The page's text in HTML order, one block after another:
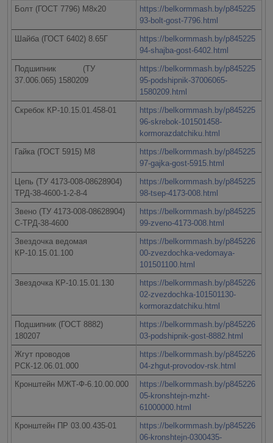
Болт (ГОСТ 7796) М8х20
https://belkormmash.by/p845225
93-bolt-gost-7796.html
Шайба (ГОСТ 6402) 8.65Г
https://belkormmash.by/p845225
94-shajba-gost-6402.html
Подшипник (ТУ
37.006.065) 1580209
https://belkormmash.by/p845225
95-podshipnik-37006065-
1580209.html
Скребок КР-10.15.01.458-01
https://belkormmash.by/p845225
96-skrebok-101501458-
kormorazdatchiku.html
Гайка (ГОСТ 5915) М8
https://belkormmash.by/p845225
97-gajka-gost-5915.html
Цепь (ТУ 4173-008-08628904)
ТРД-38-4600-1-2-8-4
https://belkormmash.by/p845225
98-tsep-4173-008.html
Звено (ТУ 4173-008-08628904)
С-ТРД-38-4600
https://belkormmash.by/p845225
99-zveno-4173-008.html
Звездочка ведомая
КР-10.15.01.100
https://belkormmash.by/p845226
00-zvezdochka-vedomaya-
101501100.html
Звездочка КР-10.15.01.130
https://belkormmash.by/p845226
02-zvezdochka-101501130-
kormorazdatchiku.html
Подшипник (ГОСТ 8882)
180207
https://belkormmash.by/p845226
03-podshipnik-gost-8882.html
Жгут проводов
РСК-12.06.01.000
https://belkormmash.by/p845226
04-zhgut-provodov-rsk.html
Кронштейн МЖТ-Ф-6.10.00.000
https://belkormmash.by/p845226
05-kronshtejn-mzht-
61000000.html
Кронштейн ПР 03.00.435-01
https://belkormmash.by/p845226
06-kronshtejn-0300435-